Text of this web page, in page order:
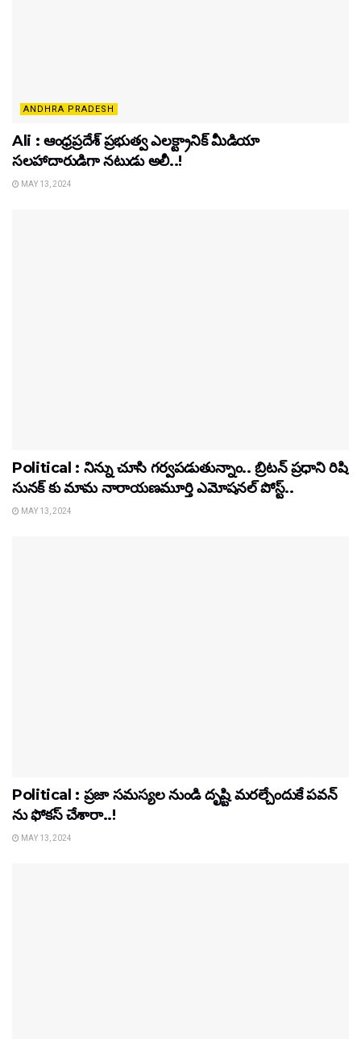
ANDHRA PRADESH
Ali : ఆంధ్రప్రదేశ్ ప్రభుత్వ ఎలక్ట్రానిక్‌ మీడియా
సలహాదారుడిగా నటుడు అలీ..!
MAY 13, 2024
Political : నిన్ను చూసి గర్వపడుతున్నాం.. బ్రిటన్ ప్రధాని రిషి
సునక్ కు మామ నారాయణమూర్తి ఎమోషనల్ పోస్ట్..
MAY 13, 2024
Political : ప్రజా సమస్యల నుండి దృష్టి మరల్చేందుకే పవన్
ను ఫోకస్ చేశారా..!
MAY 13, 2024